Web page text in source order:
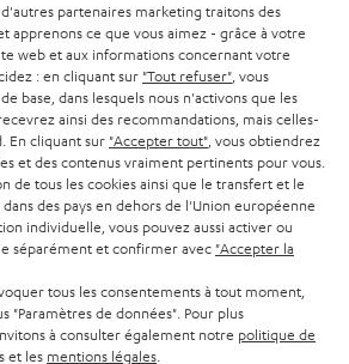
Politique de confidentialité
EU Data Act renoncer au contrat ici
partenaires marketing traitons des
apprenons ce que vous aimez - grâce à votre
web et aux informations concernant votre
: en cliquant sur "Tout refuser" , vous
base, dans lesquels nous n'activons que les
ainsi des recommandations, mais celles-
En cliquant sur "Accepter tout" , vous obtiendrez
et des contenus vraiment pertinents pour vous.
de tous les cookies ainsi que le transfert et le
des pays en dehors de l'Union européenne
individuelle, vous pouvez aussi activer ou
séparément et confirmer avec "Accepter la
tous les consentements à tout moment,
"Paramètres de données". Pour plus
à consulter également notre politique de
et les mentions légales